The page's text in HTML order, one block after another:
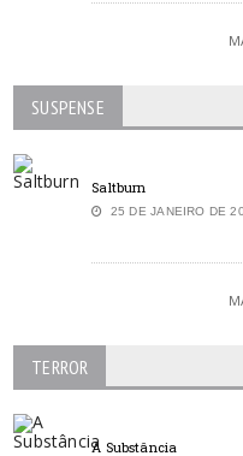
SUSPENSE
Saltburn
25 DE JANEIRO DE
TERROR
A Substância